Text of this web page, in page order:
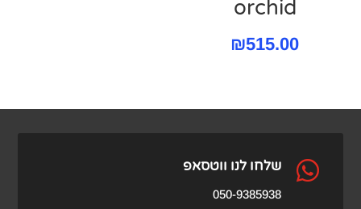
orchid
₪515.00
 שלחו לנו ווטסאפ
050-9385938